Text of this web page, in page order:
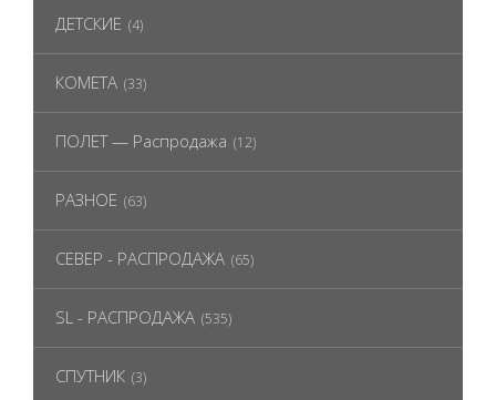
ДЕТСКИЕ (4)
КОМЕТА (33)
ПОЛЕТ — Распродажа (12)
РАЗНОЕ (63)
СЕВЕР - РАСПРОДАЖА (65)
SL - РАСПРОДАЖА (535)
СПУТНИК (3)